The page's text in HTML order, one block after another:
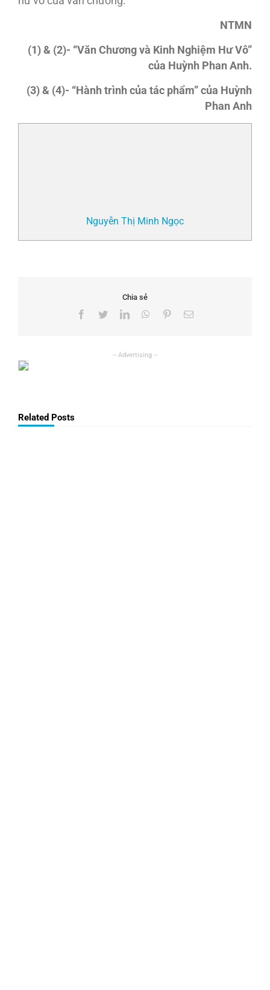
NTMN
(1) & (2)- “Văn Chương và Kinh Nghiệm Hư Vô”
của Huỳnh Phan Anh.
(3) & (4)- “Hành trình của tác phẩm” của Huỳnh
Phan Anh
Nguyễn Thị Minh Ngọc
Chia sẻ
Facebook
TwitterLinkedInWhatsApp
PinterestEmail
Related Posts